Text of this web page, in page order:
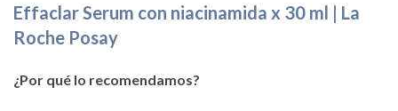
Effaclar Serum con niacinamida x 30 ml | La
Roche Posay
¿Por qué lo recomendamos?